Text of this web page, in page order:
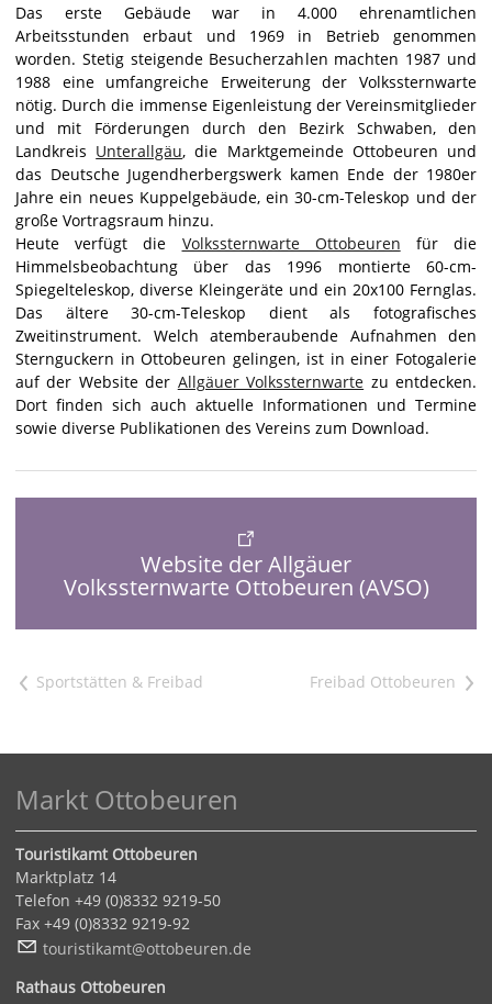
Das erste Gebäude war in 4.000 ehrenamtlichen
Arbeitsstunden erbaut und 1969 in Betrieb genommen
worden. Stetig steigende Besucherzahlen machten 1987 und
1988 eine umfangreiche Erweiterung der Volkssternwarte
nötig. Durch die immense Eigenleistung der Vereinsmitglieder
und mit Förderungen durch den Bezirk Schwaben, den
Landkreis Unterallgäu, die Marktgemeinde Ottobeuren und
das Deutsche Jugendherbergswerk kamen Ende der 1980er
Jahre ein neues Kuppelgebäude, ein 30-cm-Teleskop und der
große Vortragsraum hinzu.
Heute verfügt die Volkssternwarte Ottobeuren für die
Himmelsbeobachtung über das 1996 montierte 60-cm-
Spiegelteleskop, diverse Kleingeräte und ein 20x100 Fernglas.
Das ältere 30-cm-Teleskop dient als fotografisches
Zweitinstrument. Welch atemberaubende Aufnahmen den
Sternguckern in Ottobeuren gelingen, ist in einer Fotogalerie
auf der Website der Allgäuer Volkssternwarte zu entdecken.
Dort finden sich auch aktuelle Informationen und Termine
sowie diverse Publikationen des Vereins zum Download.
Website der Allgäuer
Volkssternwarte Ottobeuren (AVSO)
< >
Markt Ottobeuren
Touristikamt Ottobeuren
Marktplatz 14
Telefon +49 (0)8332 9219-50
Fax +49 (0)8332 9219-92
t
r st k mt tt b r n d
Rathaus Ottobeuren